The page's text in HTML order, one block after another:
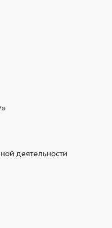
деятельности